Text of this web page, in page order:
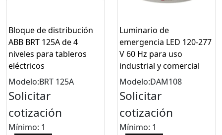
Bloque de distribución
ABB BRT 125A de 4
niveles para tableros
eléctricos
Modelo:BRT 125A
Solicitar
cotización
Mínimo: 1
Luminario de
emergencia LED 120-277
V 60 Hz para uso
industrial y comercial
Modelo:DAM108
Solicitar
cotización
Mínimo: 1